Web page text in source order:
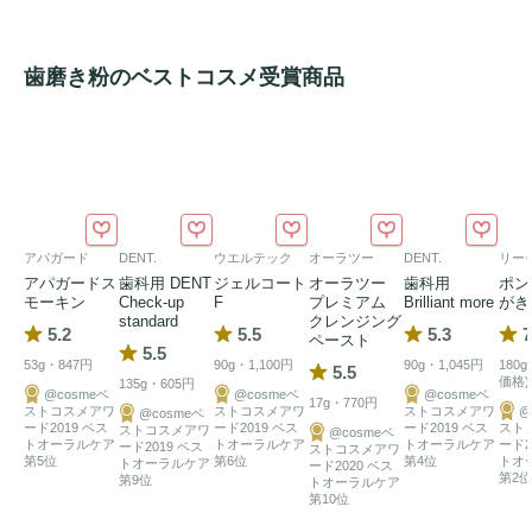
歯磨き粉のベストコスメ受賞商品
アパガード
アパガードス
モーキン
5.2
53g・847円
@cosmeベ
ストコスメアワ
ード2019 ベス
トオーラルケア
第5位
DENT.
歯科用 DENT
Check-up
standard
5.5
135g・605円
@cosmeベ
ストコスメアワ
ード2019 ベス
トオーラルケア
第9位
ウエルテック
ジェルコート
F
5.5
90g・1,100円
@cosmeベ
ストコスメアワ
ード2019 ベス
トオーラルケア
第6位
オーラツー
オーラツー
プレミアム
クレンジング
ペースト
5.5
17g・770円
@cosmeベ
ストコスメアワ
ード2020 ベス
トオーラルケア
第10位
DENT.
歯科用
Brilliant more
5.3
90g・1,045円
@cosmeベ
ストコスメアワ
ード2019 ベス
トオーラルケア
第4位
リー
ポ
がき
180g
価格)
スト
ード
トオ
第2位